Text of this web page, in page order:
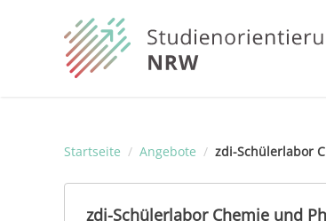
Startseite / Angebote / zdi-Schülerlabor
zdi-Schülerlabor Chemie und